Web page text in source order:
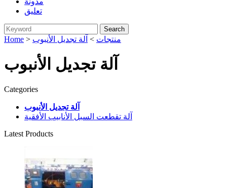
تعليق
Home > منتجات > آلة تجديل الأنبوب
آلة تجديل الأنبوب
Categories
آلة تجديل الأنبوب
آلة تقطعت السبل الأنابيب الأفقية
Latest Products